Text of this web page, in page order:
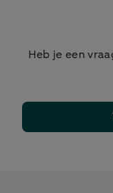
Heb je een